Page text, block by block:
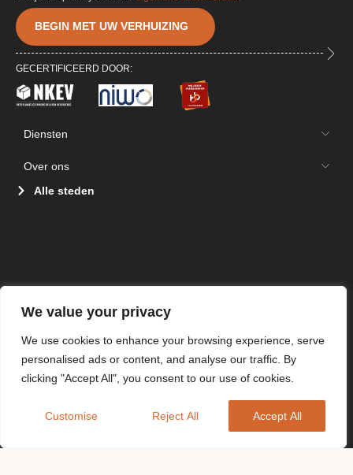
We value your privacy
We use cookies to enhance your browsing experience, serve
personalised ads or content, and analyse our traffic. By
clicking "Accept All", you consent to our use of cookies.
Customise Reject All Accept All
BEGIN MET UW VERHUIZING
GECERTIFICEERD DOOR:
Diensten
Over ons
Alle steden